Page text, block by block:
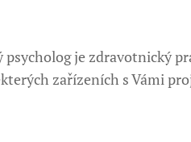
je zdravotnický
zařízeních s Vámi